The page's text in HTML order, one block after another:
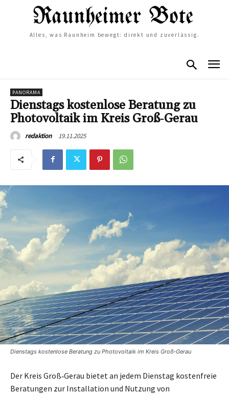
Alles, was Raunheim bewegt: direkt und zuverlässig.
PANORAMA
Dienstags kostenlose Beratung zu
Photovoltaik im Kreis Groß‑Gerau
redaktion 19.11.2025
Dienstags kostenlose Beratung zu Photovoltaik im Kreis Groß‑Gerau
Der Kreis Groß‑Gerau bietet an jedem Dienstag kostenfreie
Beratungen zur Installation und Nutzung von